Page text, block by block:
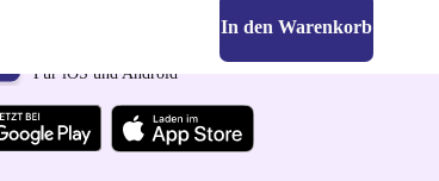
In den Warenkorb
Für iOS und Android